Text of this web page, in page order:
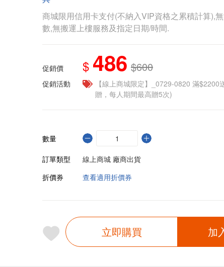
商城限用信用卡支付(不納入VIP資格之累積計算),
數,無搬運上樓服務及指定日期/時間.
促銷價 $ 486 $600
促銷活動
【線上商城限定】_0729-0820 滿$2200
贈，每人期間最高贈5次)
數量
訂單類型
線上商城 廠商出貨
折價券
查看適用折價券
立即購買 加